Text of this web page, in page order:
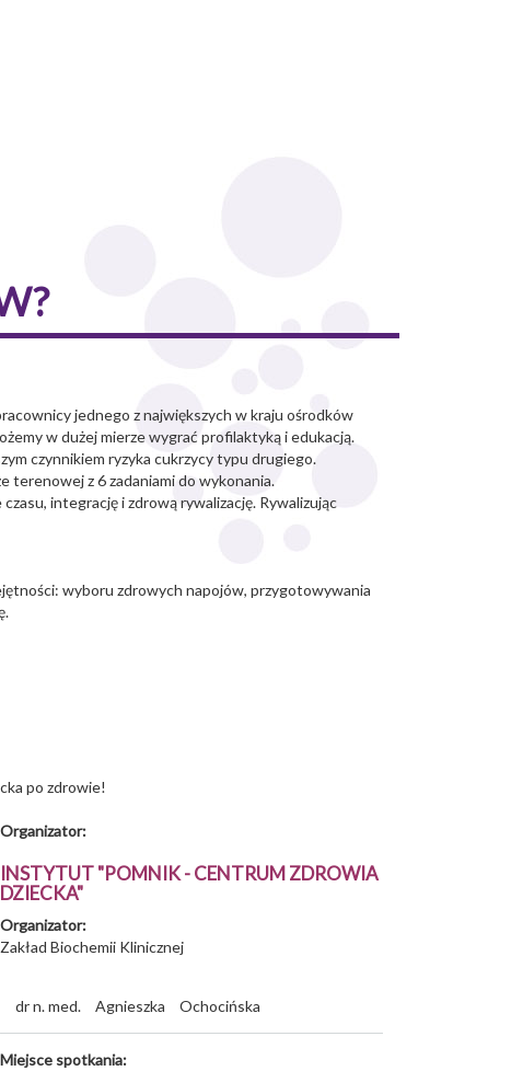
jednego z największych w kraju ośrodków
w dużej mierze wygrać profilaktyką i edukacją.
czynnikiem ryzyka cukrzycy typu drugiego.
terenowej z 6 zadaniami do wykonania.
integrację i zdrową rywalizację. Rywalizując
wyboru zdrowych napojów, przygotowywania
po zdrowie!
Organizator:
INSTYTUT "POMNIK - CENTRUM ZDROWIA
DZIECKA"
Organizator:
Zakład Biochemii Klinicznej
dr n. med. Agnieszka Ochocińska
Miejsce spotkania: